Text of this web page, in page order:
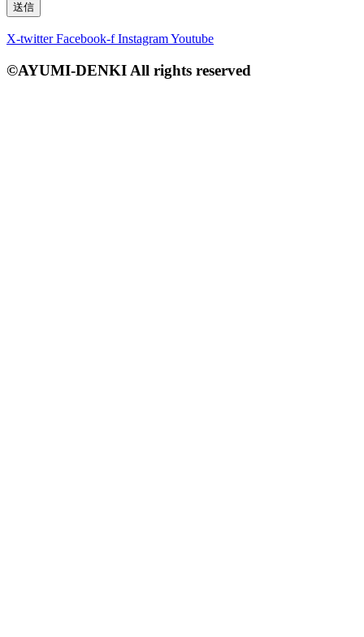
送信
X-twitter Facebook-f InstagramYoutube
©AYUMI-DENKI All rights reserved